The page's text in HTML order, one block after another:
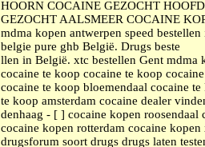
HOORN COCAINE GEZOCHT
GEZOCHT AALSMEER COCAINE
mdma kopen antwerpen speed
belgie pure ghb België. Drugs beste
llen in België. xtc bestellen Gent mdma
cocaine te koop cocaine te koop
cocaine te koop bloemendaal cocaine
te koop amsterdam cocaine dealer
denhaag - [ ] cocaine kopen
cocaine kopen rotterdam cocaine
drugsforum soort drugs drugs laten